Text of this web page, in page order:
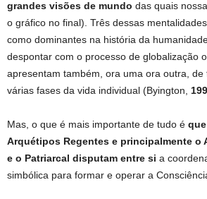
grandes visões de mundo das quais
o gráfico no final). Três dessas
como dominantes na história da
despontar com o processo de globalização
apresentam também, ora uma ora outra,
várias fases da vida individual (Byington,
Mas, o que é mais importante de tudo é
Arquétipos Regentes e principalmente o
e o Patriarcal disputam entre si a
simbólica para formar e operar a